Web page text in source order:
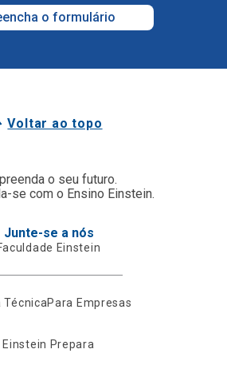
o formulário
Voltar ao topo
o seu futuro.
se com o Ensino Einstein.
Junte-se a nós
Einstein
TécnicaPara Empresas
Einstein Prepara